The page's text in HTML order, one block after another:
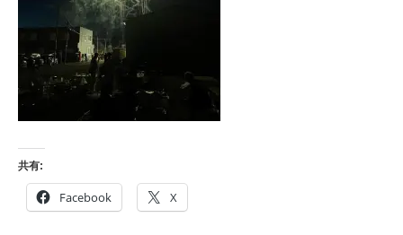
共有:
Facebook X